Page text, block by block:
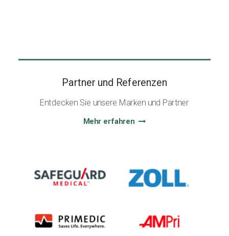
Partner und Referenzen
Entdecken Sie unsere Marken und Partner
Mehr erfahren